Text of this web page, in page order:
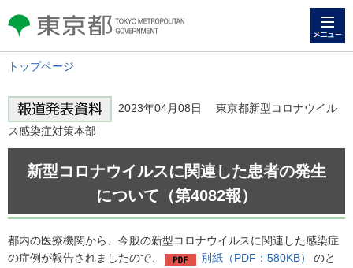
東京都 TOKYO METROPOLITAN
GOVERNMENT
トップページ
2023年04月08日 東京都新型コロナウイル
ス感染症対策本部
新型コロナウイルスに関連した患者の発生
について（第4082報）
都内の医療機関から、今般の新型コロナウイルスに関連した感染症
の症例が報告されましたので、
別紙（PDF：580KB）
のと